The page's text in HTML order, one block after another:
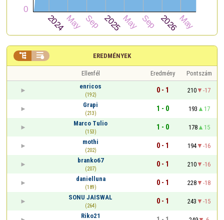
EREDMÉNYEK
 
Ellenfél Eredmény
Pontszám
enricos
(192)
0 - 1 210
-17
Grapi
(213)
1 - 0 193
17
Marco Tulio
(153)
1 - 0 178
15
mothi
(202)
0 - 1 194
-16
branko67
(207)
0 - 1 210
-16
danielluna
(189)
0 - 1 228
-18
SONU JAISWAL
(264)
0 - 1 243
-15
Riko21